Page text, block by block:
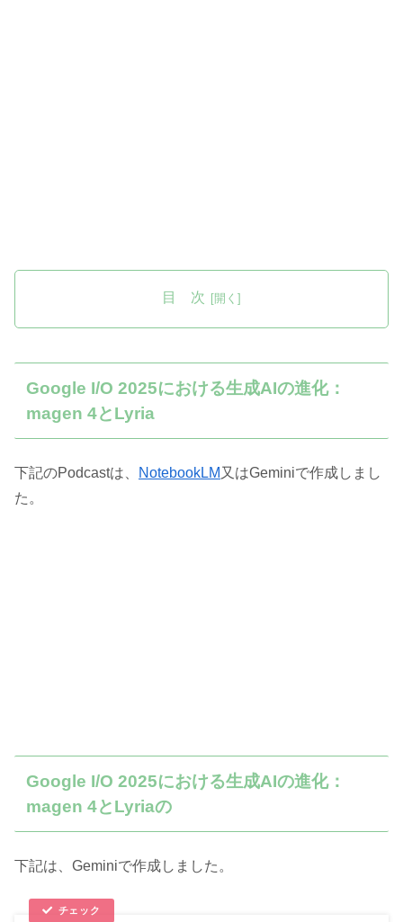
目 次
Google I/O 2025における生成AIの進化：
magen 4とLyria
下記のPodcastは、 NotebookLM 又はGeminiで作成しまし
た。
Google I/O 2025における生成AIの進化：
magen 4とLyriaの
下記は、Geminiで作成しました。